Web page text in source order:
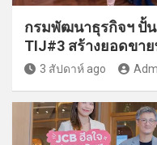
กรมพัฒนาธุรกิจฯ ปั้น
TIJ#3 สร้างยอดขา
3 สัปดาห์ ago